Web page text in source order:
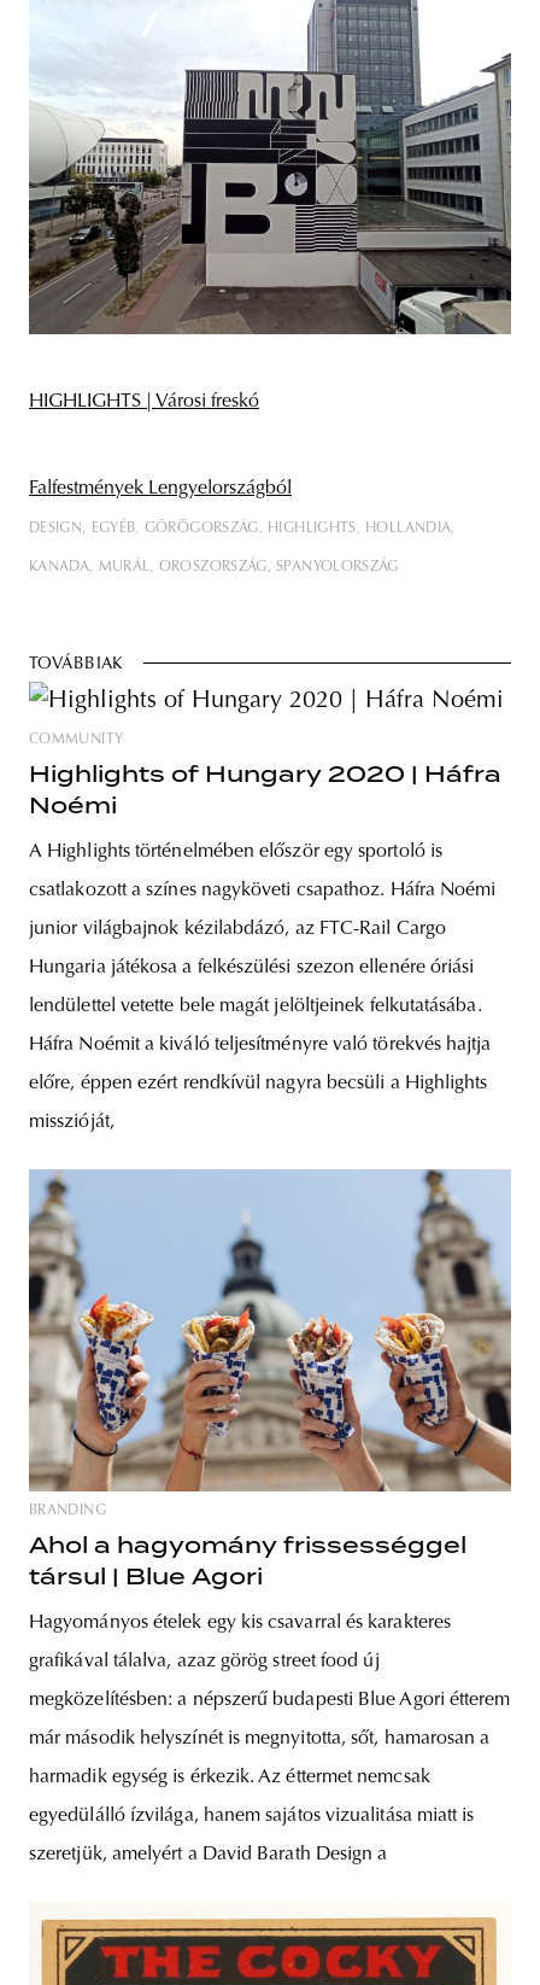
HIGHLIGHTS | Városi freskó
Falfestmények Lengyelországból
DESIGN EGYÉB GÖRÖGORSZÁG HIGHLIGHTS HOLLANDIA
KANADA MURÁL OROSZORSZÁG SPANYOLORSZÁG
TOVÁBBIAK
COMMUNITY
Highlights of Hungary 2020 | Háfra
Noémi
A Highlights történelmében először egy sportoló is
csatlakozott a színes nagyköveti csapathoz. Háfra Noémi
junior világbajnok kézilabdázó, az FTC-Rail Cargo
Hungaria játékosa a felkészülési szezon ellenére óriási
lendülettel vetette bele magát jelöltjeinek felkutatásába.
Háfra Noémit a kiváló teljesítményre való törekvés hajtja
előre, éppen ezért rendkívül nagyra becsüli a Highlights
misszióját,
BRANDING
Ahol a hagyomány frissességgel
társul | Blue Agori
Hagyományos ételek egy kis csavarral és karakteres
grafikával tálalva, azaz görög street food új
megközelítésben: a népszerű budapesti Blue Agori étterem
már második helyszínét is megnyitotta, sőt, hamarosan a
harmadik egység is érkezik. Az éttermet nemcsak
egyedülálló ízvilága, hanem sajátos vizualitása miatt is
szeretjük, amelyért a David Barath Design a